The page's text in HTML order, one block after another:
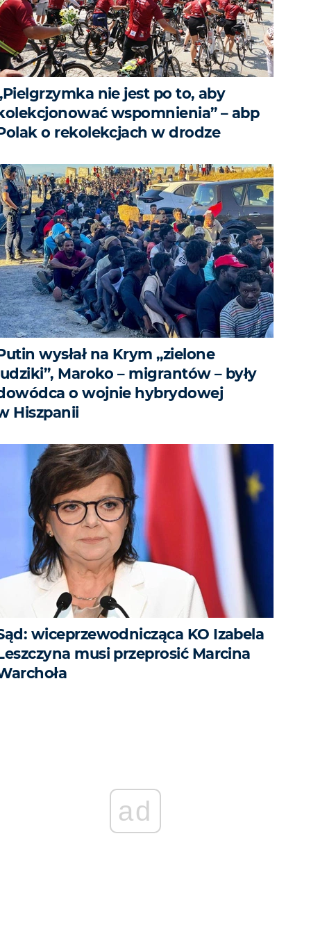
nie jest po to, aby
wspomnienia” – abp
o rekolekcjach w drodze
wysłał na Krym „zielone
Maroko – migrantów – były
o wojnie hybrydowej
Hiszpanii
wiceprzewodnicząca KO Izabela
musi przeprosić Marcina
ad